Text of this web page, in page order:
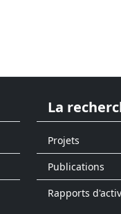
La
Projets
Publications
Rapports